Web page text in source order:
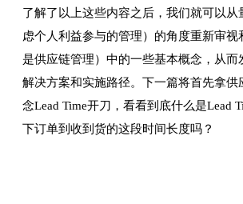
了解了以上这些内容之后，我们就可以从
虑个人利益参与的管理）的角度重新审视
是供应链管理）中的一些基本概念，从而
解决方案和实施路径。下一篇将首先拿供
念Lead Time开刀，看看到底什么是Lead
下订单到收到货的这段时间长度吗？